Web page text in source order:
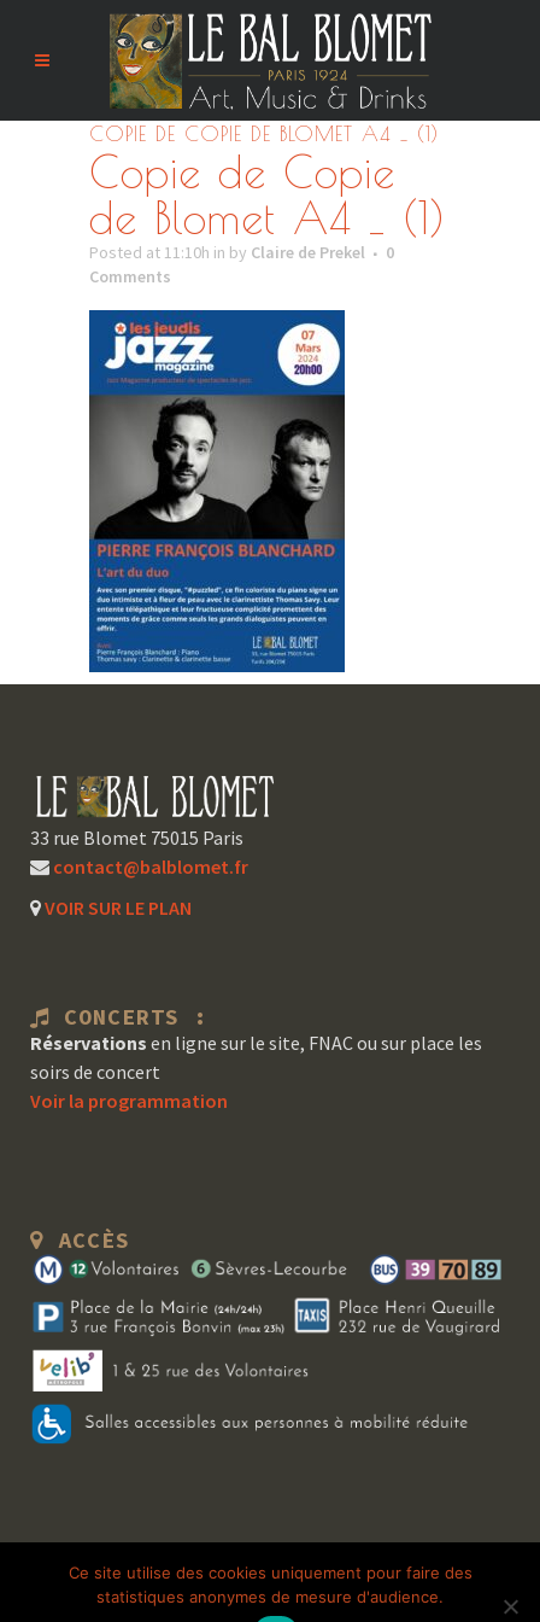
COPIE DE COPIE DE BLOMET A4 _ (1)
Copie de Copie
de Blomet A4 _ (1)
Posted at 11:10h in by Claire de Prekel
0
Comments
33 rue Blomet 75015 Paris
contact@balblomet.fr
VOIR SUR LE PLAN
CONCERTS :
Réservations en ligne sur le site, FNAC ou sur place les
soirs de concert
Voir la programmation
ACCÈS
Copyright 2026 Le Bal Blomet | Tous droits réservés | Mentions légales
Galerie photo
Ce site utilise des cookies uniquement pour faire des
statistiques anonymes de mesure d'audience.